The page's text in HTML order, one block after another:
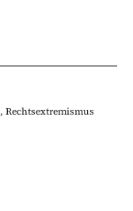
, Rechtsextremismus